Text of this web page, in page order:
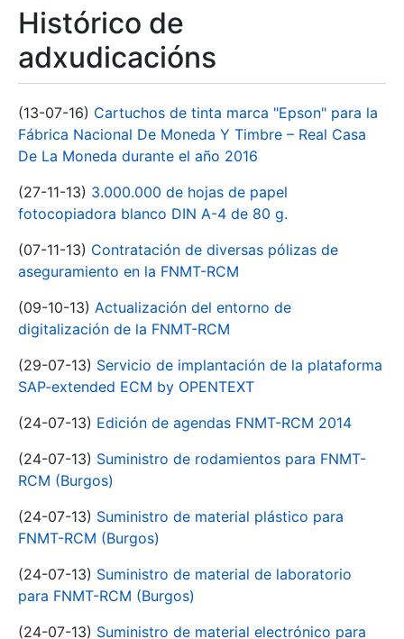
Histórico de
adxudicacións
(13-07-16) Cartuchos de tinta marca "Epson" para la
Fábrica Nacional De Moneda Y Timbre – Real Casa
De La Moneda durante el año 2016
(27-11-13) 3.000.000 de hojas de papel
fotocopiadora blanco DIN A-4 de 80 g.
(07-11-13) Contratación de diversas pólizas de
aseguramiento en la FNMT-RCM
(09-10-13) Actualización del entorno de
digitalización de la FNMT-RCM
(29-07-13) Servicio de implantación de la plataforma
SAP-extended ECM by OPENTEXT
(24-07-13) Edición de agendas FNMT-RCM 2014
(24-07-13) Suministro de rodamientos para FNMT-
RCM (Burgos)
(24-07-13) Suministro de material plástico para
FNMT-RCM (Burgos)
(24-07-13) Suministro de material de laboratorio
para FNMT-RCM (Burgos)
(24-07-13) Suministro de material electrónico para